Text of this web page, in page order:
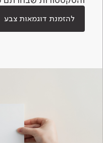
להזמנת דוגמאות צבע